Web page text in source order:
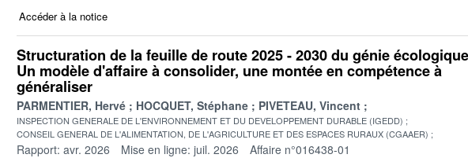
Accéder à la notice
Structuration de la feuille de route 2025 - 2030 du génie
Un modèle d'affaire à consolider, une montée en compétence à
généraliser
PARMENTIER, Hervé HOCQUET, Stéphane PIVETEAU, Vincent
INSPECTION GENERALE DE L'ENVIRONNEMENT ET DU DEVELOPPEMENT DURABLE (IGEDD)
CONSEIL GENERAL DE L'ALIMENTATION, DE L'AGRICULTURE ET DES ESPACES RURAUX (CGAAER)
Rapport: avr. 2026 Mise en ligne: juil. 2026 Affaire n°016438-01